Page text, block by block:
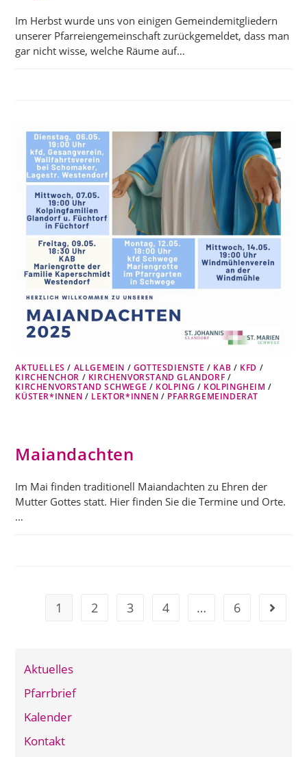
Im Herbst wurde uns von einigen Gemeindemitgliedern
unserer Pfarreiengemeinschaft zurückgemeldet, dass man
gar nicht wisse, welche Räume auf…
AKTUELLES / ALLGEMEIN / GOTTESDIENSTE / KAB / KFD /
KIRCHENCHOR / KIRCHENVORSTAND GLANDORF /
KIRCHENVORSTAND SCHWEGE / KOLPING / KOLPINGHEIM /
KÜSTER*INNEN / LEKTOR*INNEN / PFARRGEMEINDERAT
Maiandachten
Im Mai finden traditionell Maiandachten zu Ehren der
Mutter Gottes statt. Hier finden Sie die Termine und Orte.
…
1 2 3 4 … 6 Gehe
Aktuelles
Pfarrbrief
Kalender
Kontakt